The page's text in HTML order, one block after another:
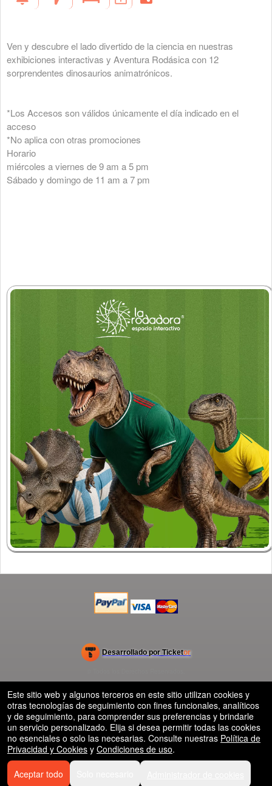
Ven y descubre el lado divertido de la ciencia en nuestras
exhibiciones interactivas y Aventura Rodásica con 12
sorprendentes dinosaurios animatrónicos.
*Los Accesos son válidos únicamente el día indicado en el
acceso
*No aplica con otras promociones
Horario
miércoles a viernes de 9 am a 5 pm
Sábado y domingo de 11 am a 7 pm
Desarrollado por Ticketor
eficaz: fácil configuración
Este sitio web y algunos terceros en este sitio utilizan cookies y
otras tecnologías de seguimiento con fines funcionales, analíticos
y de seguimiento, para comprender sus preferencias y brindarle
un servicio personalizado. Elija si desea permitir todas las cookies
no esenciales o solo las necesarias. Consulte nuestras Política de
Privacidad y Cookies y Condiciones de uso.
Aceptar todo